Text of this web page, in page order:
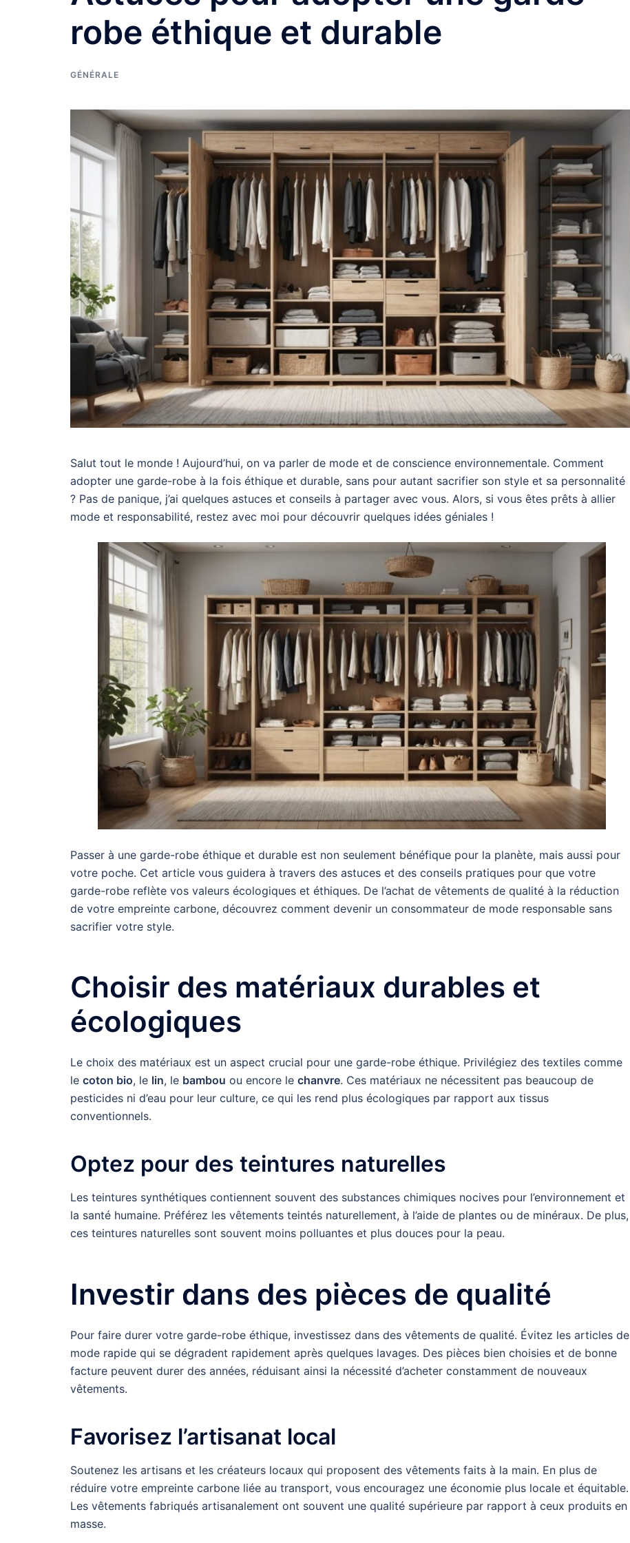
robe éthique et durable
GÉNÉRALE
Salut tout le monde ! Aujourd’hui, on va parler de mode et de conscience environnementale. Comment
adopter une garde-robe à la fois éthique et durable, sans pour autant sacrifier son style et sa personnalité
? Pas de panique, j’ai quelques astuces et conseils à partager avec vous. Alors, si vous êtes prêts à allier
mode et responsabilité, restez avec moi pour découvrir quelques idées géniales !
Passer à une garde-robe éthique et durable est non seulement bénéfique pour la planète, mais aussi pour
votre poche. Cet article vous guidera à travers des astuces et des conseils pratiques pour que votre
garde-robe reflète vos valeurs écologiques et éthiques. De l’achat de vêtements de qualité à la réduction
de votre empreinte carbone, découvrez comment devenir un consommateur de mode responsable sans
sacrifier votre style.
Choisir des matériaux durables et
écologiques
Le choix des matériaux est un aspect crucial pour une garde-robe éthique. Privilégiez des textiles comme
le coton bio, le lin, le bambou ou encore le chanvre. Ces matériaux ne nécessitent pas beaucoup de
pesticides ni d’eau pour leur culture, ce qui les rend plus écologiques par rapport aux tissus
conventionnels.
Optez pour des teintures naturelles
Les teintures synthétiques contiennent souvent des substances chimiques nocives pour l’environnement et
la santé humaine. Préférez les vêtements teintés naturellement, à l’aide de plantes ou de minéraux. De plus,
ces teintures naturelles sont souvent moins polluantes et plus douces pour la peau.
Investir dans des pièces de qualité
Pour faire durer votre garde-robe éthique, investissez dans des vêtements de qualité. Évitez les articles de
mode rapide qui se dégradent rapidement après quelques lavages. Des pièces bien choisies et de bonne
facture peuvent durer des années, réduisant ainsi la nécessité d’acheter constamment de nouveaux
vêtements.
Favorisez l’artisanat local
Soutenez les artisans et les créateurs locaux qui proposent des vêtements faits à la main. En plus de
réduire votre empreinte carbone liée au transport, vous encouragez une économie plus locale et équitable.
Les vêtements fabriqués artisanalement ont souvent une qualité supérieure par rapport à ceux produits en
masse.